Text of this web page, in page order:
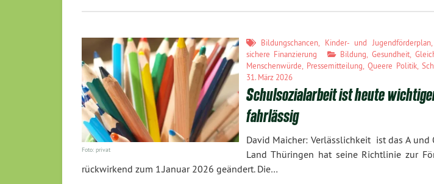
Foto: privat
Bildungschancen, Kinder- und Jugendförderplan,
sichere Finanzierung
Bildung, Gesundheit,
Menschenwürde, Pressemitteilung,Queere Politik,
31. März 2026
Schulsozialarbeit ist heute
fahrlässig
David Maicher: Verlässlichkeit ist das A und
Land Thüringen hat seine Richtlinie zur
rückwirkend zum 1.Januar 2026 geändert. Die…